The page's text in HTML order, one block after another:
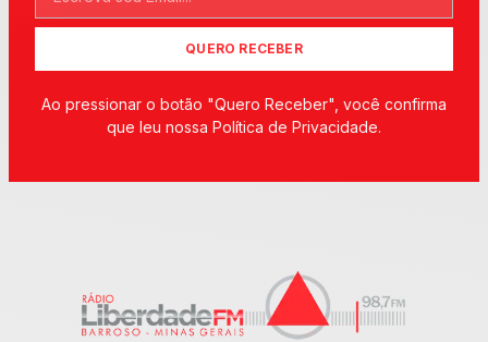
QUERO RECEBER
Ao pressionar o botão "Quero Receber", você confirma
que leu nossa Política de Privacidade.